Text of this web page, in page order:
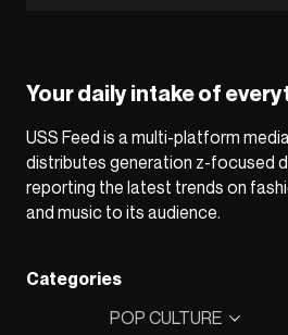
Your daily intake of
USS Feed is a multi-platform
distributes generation z-focused
reporting the latest trends on
and music to its audience.
Categories
POP CULTURE